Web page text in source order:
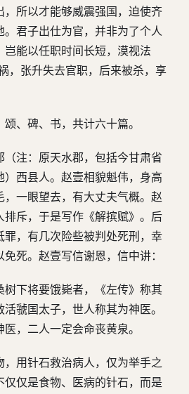
，所以才能够威震强国，迫使齐
。君子出仕为官，并非为了个人
能以任职时间长短，漠视法
，张升失去官职，后来被杀，享
、碑、书，共计六十篇。
注：原天水郡，包括今甘肃省
）西县人。赵壹相貌魁伟，身高
，一眼望去，有大丈夫气概。赵
排斥，于是写作《解摈赋》。后
罪，有几次险些被判处死刑，幸
死。赵壹写信谢恩，信中讲：
树下将要饿毙者，《左传》称其
虢国太子，世人称其为神医。
，二人一定会命丧黄泉。
，用针石救治病人，仅为举手之
仅仅是食物、医病的针石，而是